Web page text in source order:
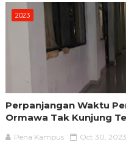
2023
Perpanjangan Waktu
Ormawa Tak Kunjung
Pena Kampus Oct 30, 2023